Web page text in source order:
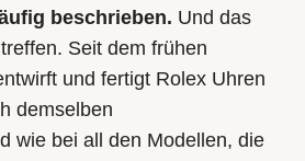
beschrieben. Und das
Seit dem frühen
und fertigt Rolex Uhren
demselben
wie bei all den Modellen, die